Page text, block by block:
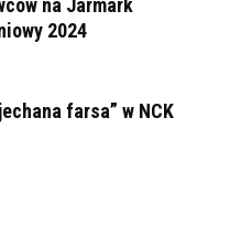
na Jarmark
2024
farsa” w NCK